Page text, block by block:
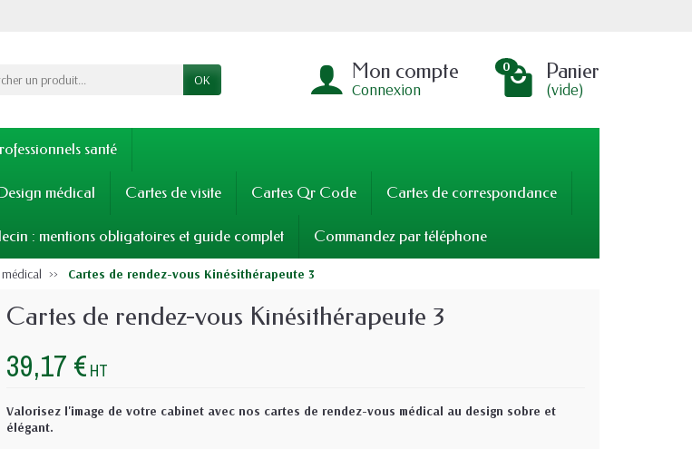
OK Mon compte
Connexion
0 Panier
(vide)
santé
médical Cartes de visite Cartes Qr Code Cartes de correspondance
: mentions obligatoires et guide complet Commandez par téléphone
Cartes de rendez-vous Kinésithérapeute 3
Cartes de rendez-vous Kinésithérapeute 3
39,17 € HT
Valorisez l'image de votre cabinet avec nos cartes de rendez-vous médical au design sobre et
élégant.